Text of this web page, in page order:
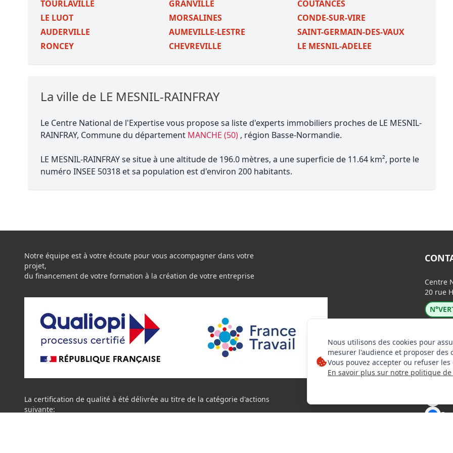
TOURLAVILLE GRANVILLE
COUTANCES
LE LUOT
MORSALINES
CONDE-SUR-VIRE
AUDERVILLE
AUMEVILLE-LESTRE
SAINT-GERMAIN-DES-VAUX
RONCEY
CHEVREVILLE LE MESNIL-ADELEE
La ville de LE MESNIL-RAINFRAY
Le Centre National de l'Expertise vous propose sa liste d'experts immobiliers proches de LE MESNIL-
RAINFRAY, Commune du département MANCHE (50) , région Basse-Normandie.
LE MESNIL-RAINFRAY se situe à une altitude de 196.0 mètres, a une superficie de 11.64 km², porte le
numéro INSEE 50318 et sa population est d'environ 200 habitants.
Nous utilisons des cookies pour
mesurer l'audience et proposer des
Vous pouvez accepter ou refuser
En savoir plus sur notre politique
Notre équipe est à votre écoute pour vous accompagner dans votre
projet,
du financement de votre formation à la création de votre entreprise
La certification de qualité à été délivrée au titre de la catégorie d'actions
suivante:
Centre
20 rue